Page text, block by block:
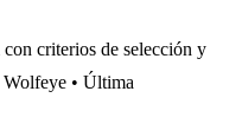
criterios de selección y
Wolfeye • Última